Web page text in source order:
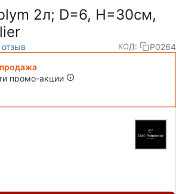
2л; D=6, H=30см,
КОД: P0264
промо-акции